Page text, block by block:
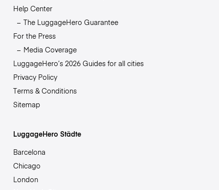
Help Center
The LuggageHero Guarantee
For the Press
Media Coverage
LuggageHero’s 2026 Guides for all cities
Privacy Policy
Terms & Conditions
Sitemap
LuggageHero Städte
Barcelona
Chicago
London